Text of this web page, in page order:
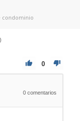
condominio
0
0 comentarios